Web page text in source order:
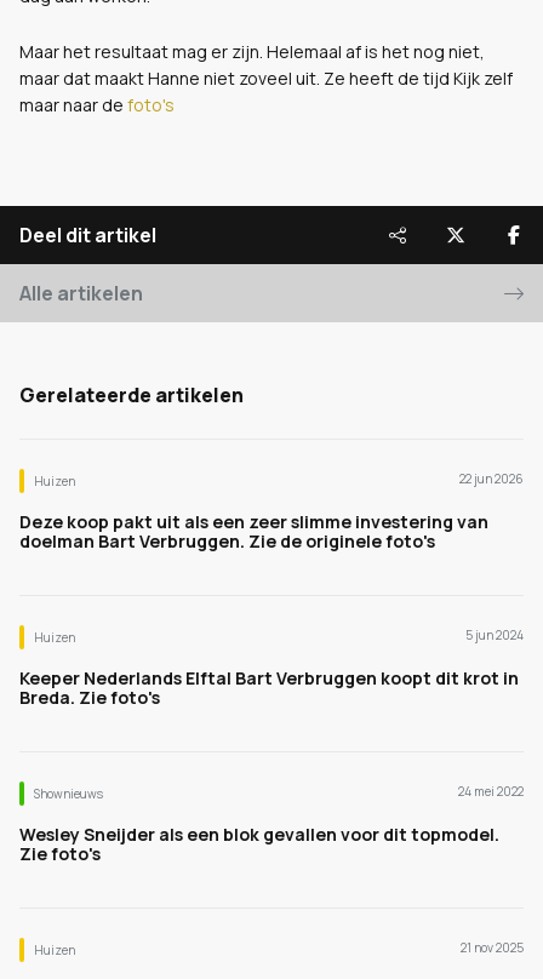
Maar het resultaat mag er zijn. Helemaal af is het nog niet,
maar dat maakt Hanne niet zoveel uit. Ze heeft de tijd Kijk zelf
maar naar de foto's
Deel dit artikel
Alle artikelen
Gerelateerde artikelen
Huizen 22 jun 2026
Deze koop pakt uit als een zeer slimme investering van
doelman Bart Verbruggen. Zie de originele foto's
Huizen 5 jun 2024
Keeper Nederlands Elftal Bart Verbruggen koopt dit krot in
Breda. Zie foto's
Shownieuws 24 mei 2022
Wesley Sneijder als een blok gevallen voor dit topmodel.
Zie foto's
Huizen 21 nov 2025